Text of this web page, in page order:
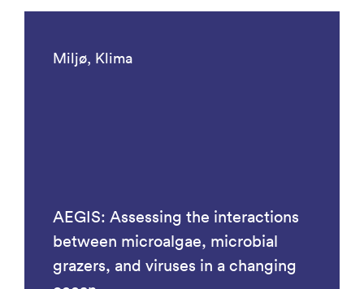
Miljø, Klima
AEGIS: Assessing the interactions
between microalgae, microbial
grazers, and viruses in a changing